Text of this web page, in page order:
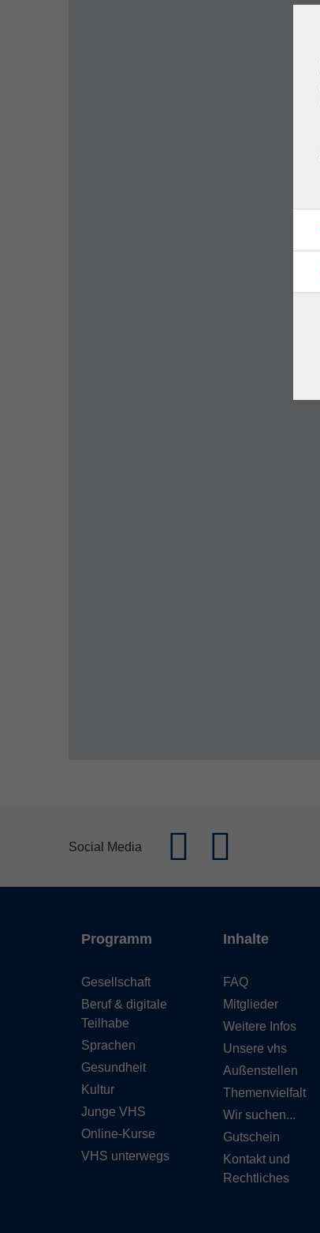
Social Media
Programm
Gesellschaft
Beruf & digitale
Teilhabe
Sprachen
Gesundheit
Kultur
Junge VHS
Online-Kurse
VHS unterwegs
Inhalte
FAQ
Mitglieder
Weitere Infos
Unsere vhs
Außenstellen
Themenvielfalt
Wir suchen...
Gutschein
Kontakt und
Rechtliches